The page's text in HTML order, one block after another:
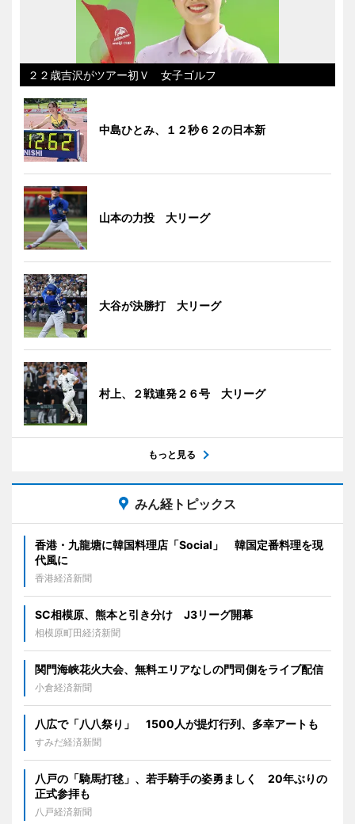
２２歳吉沢がツアー初Ｖ 女子ゴルフ
中島ひとみ、１２秒６２の日本新
山本の力投 大リーグ
大谷が決勝打 大リーグ
村上、２戦連発２６号 大リーグ
もっと見る
みん経トピックス
香港・九龍塘に韓国料理店「Social」 韓国定番料理を現
代風に
香港経済新聞
SC相模原、熊本と引き分け J3リーグ開幕
相模原町田経済新聞
関門海峡花火大会、無料エリアなしの門司側をライブ配信
小倉経済新聞
八広で「八八祭り」 1500人が提灯行列、多幸アートも
すみだ経済新聞
八戸の「騎馬打毬」、若手騎手の姿勇ましく 20年ぶりの
正式参拝も
八戸経済新聞